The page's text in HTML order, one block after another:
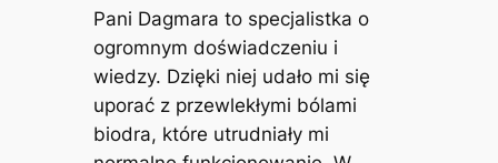
Pani Dagmara to specjalistka o
ogromnym doświadczeniu i
wiedzy. Dzięki niej udało mi się
uporać z przewlekłymi bólami
biodra, które utrudniały mi